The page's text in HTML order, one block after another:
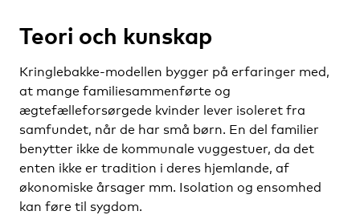
Teori och kunskap
Kringlebakke-modellen bygger på erfaringer med,
at mange familiesammenførte og
ægtefælleforsørgede kvinder lever isoleret fra
samfundet, når de har små børn. En del familier
benytter ikke de kommunale vuggestuer, da det
enten ikke er tradition i deres hjemlande, af
økonomiske årsager mm. Isolation og ensomhed
kan føre til sygdom.